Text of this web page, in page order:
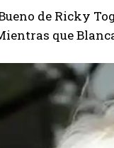
de Ricky
que